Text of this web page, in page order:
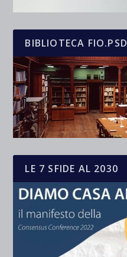
BIBLIOTECA FIO.PSD
LE 7 SFIDE AL 2030